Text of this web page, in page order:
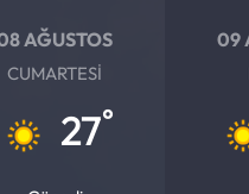
AĞUSTOS
CUMARTESI
27°
09